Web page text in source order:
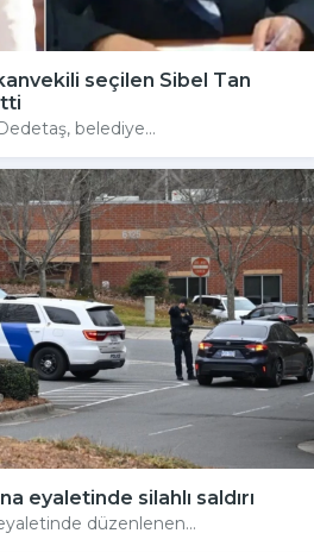
seçilen Sibel Tan
belediye...
eyaletinde silahlı saldırı
düzenlenen...